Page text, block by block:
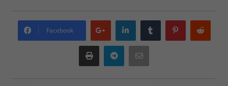
Facebook
Google
plus
LinkedIn Tumblr Pinterest
Print Telegram